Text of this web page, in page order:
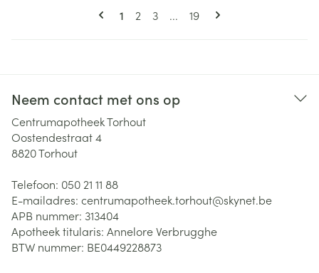
Pagina's
U lees momenteel pagina
1 Pagina
2 Pagina
3 ... Pagina
19
Neem contact met ons op
Centrumapotheek Torhout
Oostendestraat 4
8820Torhout
Telefoon: 050 21 11 88
E-mailadres: centrumapotheek.torhout@skynet.be
APB nummer: 313404
Apotheek titularis: Annelore Verbrugghe
BTW nummer: BE0449228873